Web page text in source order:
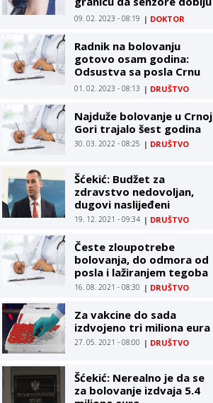
oboljeli od dijabetesa do
09. 02. 2023 - 08:19 | DOKTOR
Radnik na bolovanju
gotovo osam godina:
Odsustva sa posla Crnu
Goru koštala šest miliona
eura, izgubljeno oko
milion radnih dana
01. 02. 2023 - 08:13 | DRUŠTVO
Najduže bolovanje u Crnoj
Gori trajalo šest godina
30. 03. 2022 - 08:25 | DRUŠTVO
Šćekić: Budžet za
zdravstvo nedovoljan,
dugovi naslijeđeni
19. 12. 2021 - 09:34 | DRUŠTVO
Česte zloupotrebe
bolovanja, do odmora od
posla i lažiranjem tegoba
16. 08. 2021 - 08:30 | DRUŠTVO
Za vakcine do sada
izdvojeno tri miliona eura
27. 05. 2021 - 08:00 | DRUŠTVO
Šćekić: Nerealno je da se
za bolovanje izdvaja 5.4